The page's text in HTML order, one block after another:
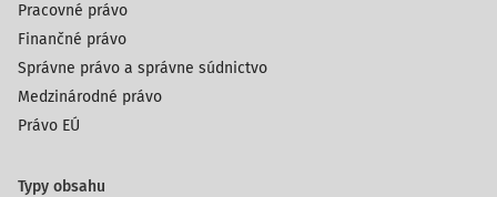
Pracovné právo
Finančné právo
Správne právo a správne súdnictvo
Medzinárodné právo
Právo EÚ
Typy obsahu